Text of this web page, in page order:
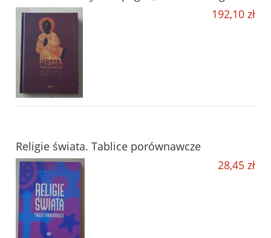
192,10 zł
Religie świata. Tablice porównawcze
28,45 zł